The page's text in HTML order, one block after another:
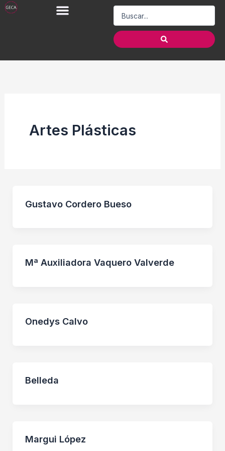
Ir
Search
Artes Plásticas
Gustavo Cordero Bueso
Mª Auxiliadora Vaquero Valverde
Onedys Calvo
Belleda
Margui López